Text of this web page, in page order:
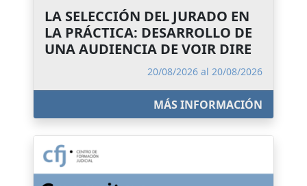
LA SELECCIÓN DEL JURADO EN
LA PRÁCTICA: DESARROLLO DE
UNA AUDIENCIA DE VOIR DIRE
20/08/2026 al 20/08/2026
MÁS INFORMACIÓN